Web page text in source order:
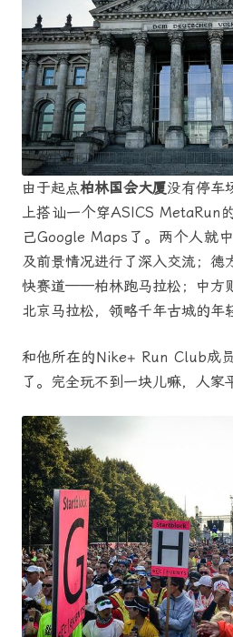
由于起点柏林国会大厦没有停车
上搭讪一个穿ASICS MetaRun
己Google Maps了。两个人就
及前景情况进行了深入交流；德
快赛道——柏林跑马拉松；中方
北京马拉松，领略千年古城的年
和他所在的Nike+ Run Club成
了。完全玩不到一块儿嘛，人